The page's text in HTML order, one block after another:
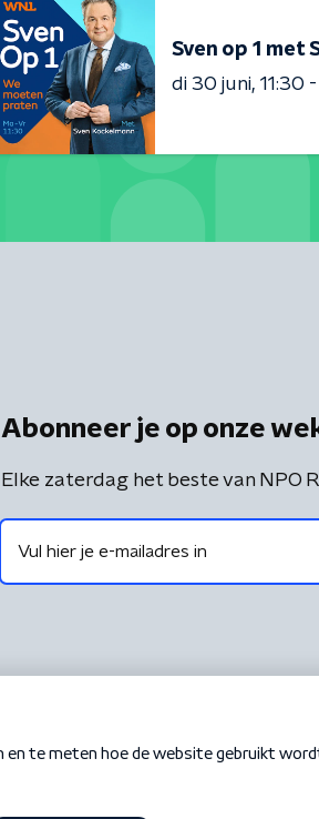
Sven op 1 met
di 30 juni 11:30
Abonneer je op onze
Elke zaterdag het beste van NPO